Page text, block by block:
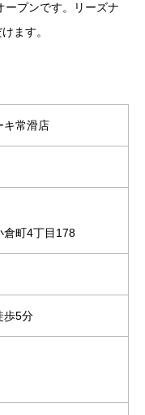
ープンです。リーズナ
ます。
キ常滑店
倉町4丁目178
歩5分